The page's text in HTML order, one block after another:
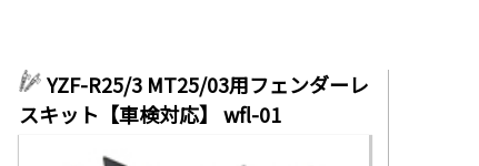
YZF-R25/3 MT25/03用フェンダーレ
スキット【車検対応】 wfl-01